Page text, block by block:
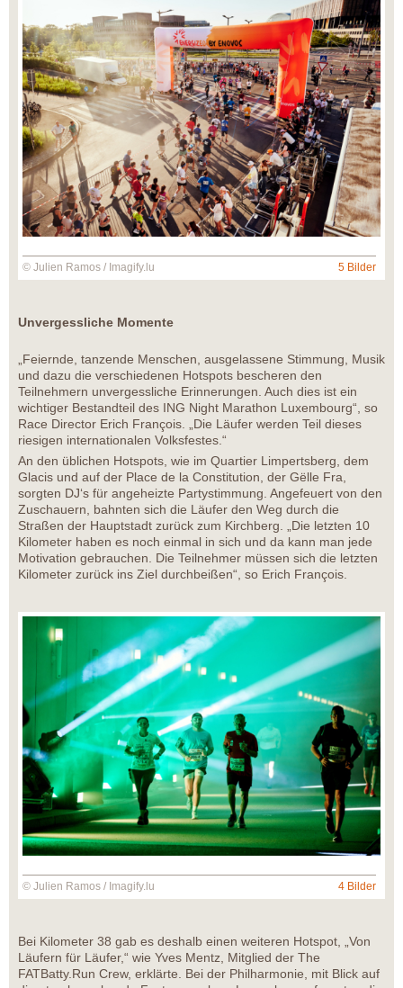
© Julien Ramos / Imagify.lu 5 Bilder
Unvergessliche Momente
„Feiernde, tanzende Menschen, ausgelassene Stimmung, Musik
und dazu die verschiedenen Hotspots bescheren den
Teilnehmern unvergessliche Erinnerungen. Auch dies ist ein
wichtiger Bestandteil des ING Night Marathon Luxembourg“, so
Race Director Erich François. „Die Läufer werden Teil dieses
riesigen internationalen Volksfestes.“
An den üblichen Hotspots, wie im Quartier Limpertsberg, dem
Glacis und auf der Place de la Constitution, der Gëlle Fra,
sorgten DJ‘s für angeheizte Partystimmung. Angefeuert von den
Zuschauern, bahnten sich die Läufer den Weg durch die
Straßen der Hauptstadt zurück zum Kirchberg. „Die letzten 10
Kilometer haben es noch einmal in sich und da kann man jede
Motivation gebrauchen. Die Teilnehmer müssen sich die letzten
Kilometer zurück ins Ziel durchbeißen“, so Erich François.
© Julien Ramos / Imagify.lu 4 Bilder
Bei Kilometer 38 gab es deshalb einen weiteren Hotspot, „Von
Läufern für Läufer,“ wie Yves Mentz, Mitglied der The
FATBatty.Run Crew, erklärte. Bei der Philharmonie, mit Blick auf